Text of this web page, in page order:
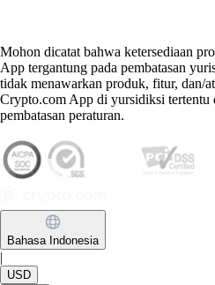
Mohon dicatat bahwa ketersediaan
App tergantung pada pembatasan
tidak menawarkan produk, fitur, dan/
Crypto.com App di yursidiksi tertentu
pembatasan peraturan.
Bahasa Indonesia
|
USD